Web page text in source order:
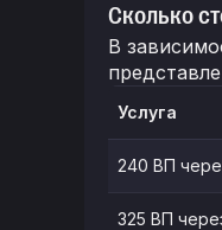
Сколько
В
Услуга
240 ВП
325 ВП